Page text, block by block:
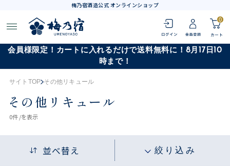
梅乃宿酒造公式 オンラインショップ
0
会員様限定！カートに入れるだけで送料無料に！8月17日10
時まで！
サイトTOP その他リキュール
その他リキュール
0件 /を表示
並べ替え 絞り込み